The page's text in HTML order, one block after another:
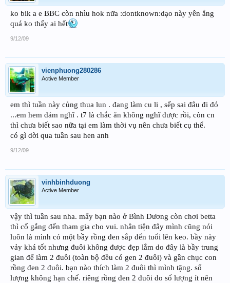
ko bik a e BBC còn nhìu hok nữa :dontknown:dạo này yên ắng
quá ko thấy ai hết
9/12/09
vienphuong280286
Active Member
em thì tuần này củng thua lun . đang làm cu li , sếp sai đâu đi đó
...em hem dám nghĩ . t7 là chắc ăn không nghĩ được rồi, còn cn
thì chưa biết sao nữa tại em làm thời vụ nên chưa biết cụ thể.
có gì dời qua tuần sau hen anh
9/12/09
vinhbinhduong
Active Member
vậy thì tuần sau nha. mấy bạn nào ở Bình Dương còn chơi betta
thì cố gắng đến tham gia cho vui. nhân tiện đây mình cũng nói
luôn là mình có một bầy rồng đen sắp đến tuổi lên keo. bầy này
vảy khá tốt nhưng đuôi không được đẹp lắm do đây là bầy trung
gian để làm 2 đuôi (toàn bộ đều có gen 2 đuôi) và gần chục con
rồng đen 2 đuôi. bạn nào thích làm 2 đuôi thì mình tặng. số
lượng không hạn chế. riêng rồng đen 2 đuôi do số lượng ít nên